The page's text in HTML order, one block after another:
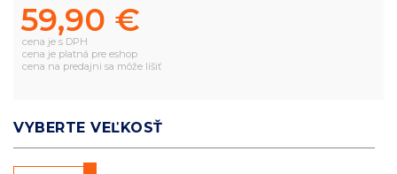
59,90 €
cena je s DPH
cena je platná pre eshop
cena na predajni sa môže líšiť
VYBERTE VEĽKOSŤ